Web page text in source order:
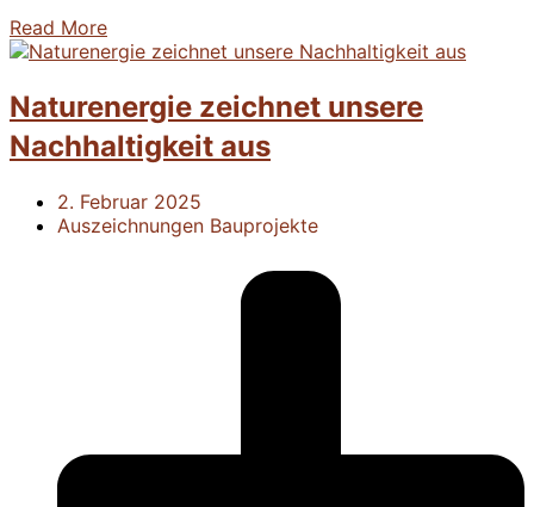
Read More
Naturenergie zeichnet unsere
Nachhaltigkeit aus
2. Februar 2025
Auszeichnungen Bauprojekte